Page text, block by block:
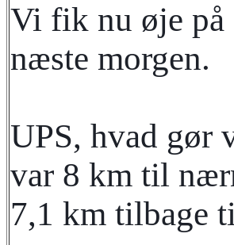
Vi fik nu øje
næste morgen.
UPS, hvad gør
var 8 km til
7,1 km tilbage